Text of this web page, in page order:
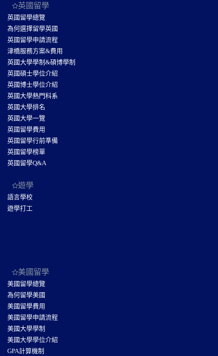
英國留學
英國留學總覽
為何選擇留學英國
英國留學申請流程
津橋服務方案&費用
英國大學學制&碩博學制
英國碩士學位介紹
英國博士學位介紹
英國大學熱門科系
英國大學排名
英國大學一覽
英國留學費用
英國留學行前準備
英國留學榜單
英國留學Q&A
遊學
語言學校
遊學打工
美國留學
美國留學總覽
為何留學美國
美國留學費用
美國留學申請流程
美國大學學制
美國大學學位介紹
GPA計算機制